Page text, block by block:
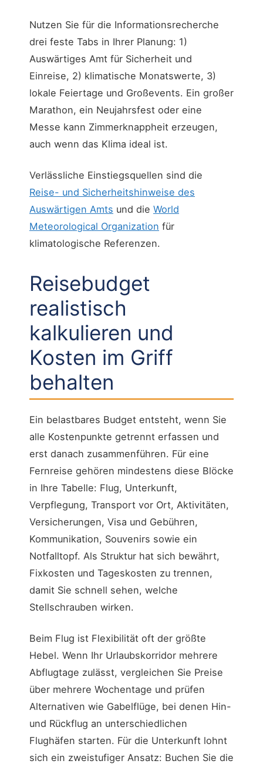
Nutzen Sie für die Informationsrecherche
drei feste Tabs in Ihrer Planung: 1)
Auswärtiges Amt für Sicherheit und
Einreise, 2) klimatische Monatswerte, 3)
lokale Feiertage und Großevents. Ein großer
Marathon, ein Neujahrsfest oder eine
Messe kann Zimmerknappheit erzeugen,
auch wenn das Klima ideal ist.
Verlässliche Einstiegsquellen sind die
Reise- und Sicherheitshinweise des
Auswärtigen Amts und die World
Meteorological Organization für
klimatologische Referenzen.
Reisebudget
realistisch
kalkulieren und
Kosten im Griff
behalten
Ein belastbares Budget entsteht, wenn Sie
alle Kostenpunkte getrennt erfassen und
erst danach zusammenführen. Für eine
Fernreise gehören mindestens diese Blöcke
in Ihre Tabelle: Flug, Unterkunft,
Verpflegung, Transport vor Ort, Aktivitäten,
Versicherungen, Visa und Gebühren,
Kommunikation, Souvenirs sowie ein
Notfalltopf. Als Struktur hat sich bewährt,
Fixkosten und Tageskosten zu trennen,
damit Sie schnell sehen, welche
Stellschrauben wirken.
Beim Flug ist Flexibilität oft der größte
Hebel. Wenn Ihr Urlaubskorridor mehrere
Abflugtage zulässt, vergleichen Sie Preise
über mehrere Wochentage und prüfen
Alternativen wie Gabelflüge, bei denen Hin-
und Rückflug an unterschiedlichen
Flughäfen starten. Für die Unterkunft lohnt
sich ein zweistufiger Ansatz: Buchen Sie die